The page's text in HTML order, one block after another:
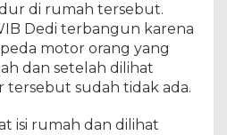
di rumah tersebut.
Dedi terbangun karena
motor orang yang
dan setelah dilihat
tersebut sudah tidak ada.
isi rumah dan dilihat